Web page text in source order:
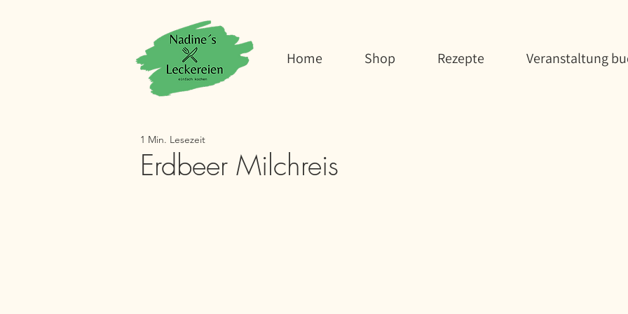
Home Shop Rezepte Veranstaltung
Erdbeer Milchreis
1 Min. Lesezeit